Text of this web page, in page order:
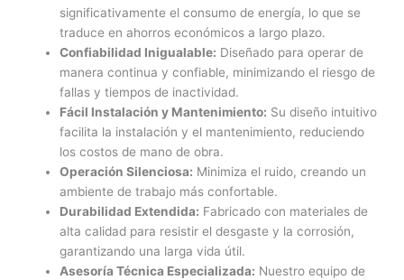
significativamente el consumo de energía, lo que se
traduce en ahorros económicos a largo plazo.
Confiabilidad Inigualable: Diseñado para operar de
manera continua y confiable, minimizando el riesgo de
fallas y tiempos de inactividad.
Fácil Instalación y Mantenimiento: Su diseño intuitivo
facilita la instalación y el mantenimiento, reduciendo
los costos de mano de obra.
Operación Silenciosa: Minimiza el ruido, creando un
ambiente de trabajo más confortable.
Durabilidad Extendida: Fabricado con materiales de
alta calidad para resistir el desgaste y la corrosión,
garantizando una larga vida útil.
Asesoría Técnica Especializada: Nuestro equipo de